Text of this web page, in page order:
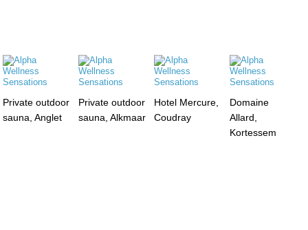
Private outdoor
sauna, Anglet
Private outdoor
sauna, Alkmaar
Hotel Mercure,
Coudray
Domaine
Allard,
Kortessem